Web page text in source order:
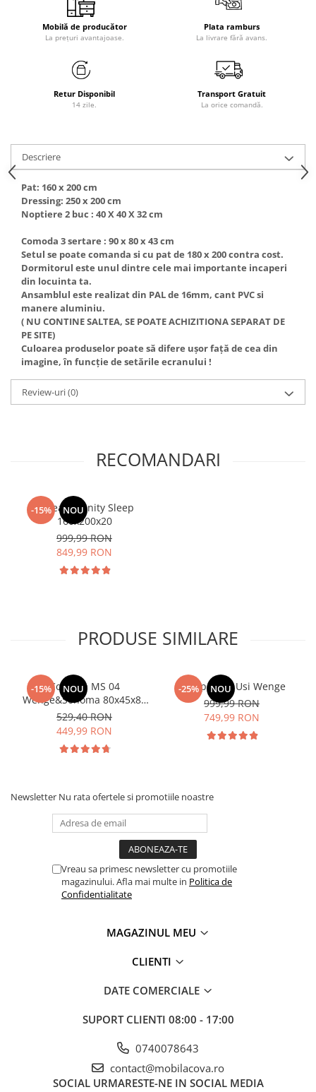
Mobilă de producător
La prețuri avantajoase.
Plata ramburs
La livrare fără avans.
Retur Disponibil
14 zile.
Transport Gratuit
La orice comandă.
Descriere
Pat: 160 x 200 cm
Dressing: 250 x 200 cm
Noptiere 2 buc : 40 X 40 X 32 cm
Comoda 3 sertare : 90 x 80 x 43 cm
Setul se poate comanda si cu pat de 180 x 200 contra cost.
Dormitorul este unul dintre cele mai importante incaperi
din locuinta ta.
Ansamblul este realizat din PAL de 16mm, cant PVC si
manere aluminiu.
( NU CONTINE SALTEA, SE POATE ACHIZITIONA SEPARAT DE
PE SITE)
Culoarea produselor poate să difere ușor față de cea din
imagine, în funcție de setările ecranului !
Review-uri(0)
RECOMANDARI
-15% NOU
Saltea Serenity Sleep
160x200x20
999,99 RON
849,99 RON
PRODUSE SIMILARE
-15% NOU
Comoda MS 04
Wenge&Sonoma 80x45x85
cm
529,40 RON
449,99 RON
-25% NOU
Dulap Rio 3 Usi Wenge
999,99 RON
749,99 RON
Newsletter Nu rata ofertele si promotiile noastre
Vreau sa primesc newsletter cu promotiile
magazinului. Afla mai multe in Politica de
Confidentialitate
MAGAZINUL MEU
CLIENTI
DATE COMERCIALE
SUPORT CLIENTI 08:00 - 17:00
0740078643
contact@mobilacova.ro
SOCIAL URMARESTE-NE IN SOCIAL MEDIA